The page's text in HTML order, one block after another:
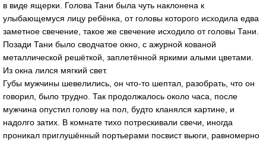
в виде ящерки. Голова Тани была чуть наклонена к
улыбающемуся лицу ребёнка, от головы которого исходила едва
заметное свечение, такое же свечение исходило от головы Тани.
Позади Тани было сводчатое окно, с ажурной кованой
металлической решёткой, заплетённой яркими алыми цветами.
Из окна лился мягкий свет.
Губы мужчины шевелились, он что-то шептал, разобрать, что он
говорил, было трудно. Так продолжалось около часа, после
мужчина опустил голову на пол, будто кланялся картине, и
надолго затих. В комнате тихо потрескивали свечи, иногда
проникал приглушённый портьерами посвист вьюги, равномерно